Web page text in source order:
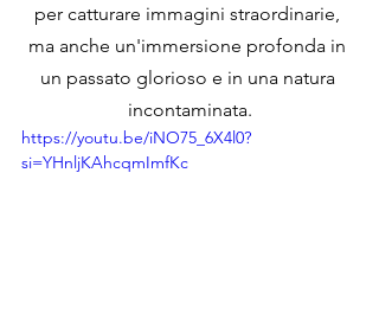
per catturare immagini straordinarie,
ma anche un'immersione profonda in
un passato glorioso e in una natura
incontaminata.
https://youtu.be/iNO75_6X4l0?
si=YHnljKAhcqmImfKc